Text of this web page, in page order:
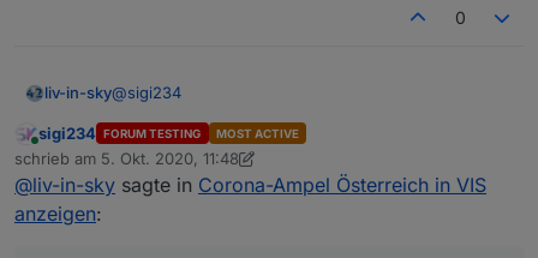
0
liv-in-sky@sigi234
die sortierung muss noch gemacht werden - dann
gibt es wieder was zum testen - könnte aber etwas
dauern
Online
sigi234 FORUM TESTING MOST ACTIVE
schrieb am 5. Okt. 2020, 11:48
zuletzt editiert von sigi23410. Mai 2020, 13:49
@liv-in-sky sagte in Corona-Ampel Österreich in VIS
anzeigen: